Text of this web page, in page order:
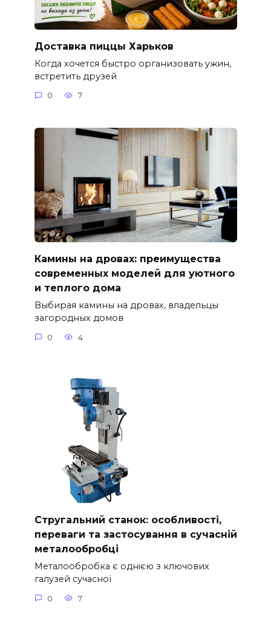
Доставка пиццы Харьков
Когда хочется быстро организовать ужин,
встретить друзей
0 7
Камины на дровах: преимущества
современных моделей для уютного
и теплого дома
Выбирая камины на дровах, владельцы
загородных домов
0 4
Стругальний станок: особливості,
переваги та застосування в сучасній
металообробці
Металообробка є однією з ключових
галузей сучасної
0 7